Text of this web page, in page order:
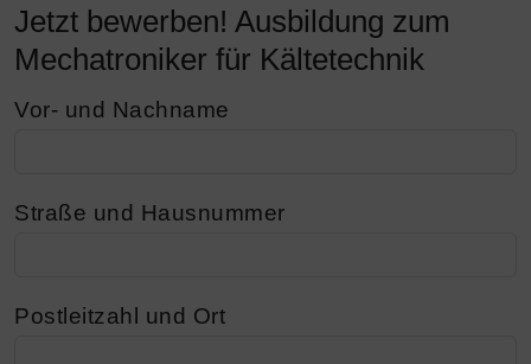
Jetzt bewerben! Ausbildung zum
Mechatroniker für Kältetechnik
Vor- und Nachname
Straße und Hausnummer
Postleitzahl und Ort